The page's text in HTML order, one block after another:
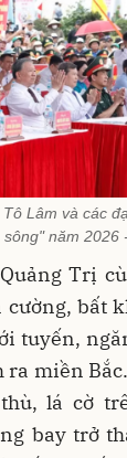
Lâm và các
năm 2026
Trị
bất
tuyến,
miền
lá cờ
bay trở